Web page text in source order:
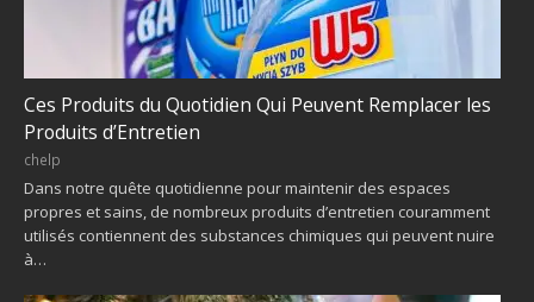
Ces Produits du Quotidien Qui Peuvent Remplacer les
Produits d’Entretien
chelp
Dans notre quête quotidienne pour maintenir des espaces
propres et sains, de nombreux produits d’entretien couramment
utilisés contiennent des substances chimiques qui peuvent nuire
à…